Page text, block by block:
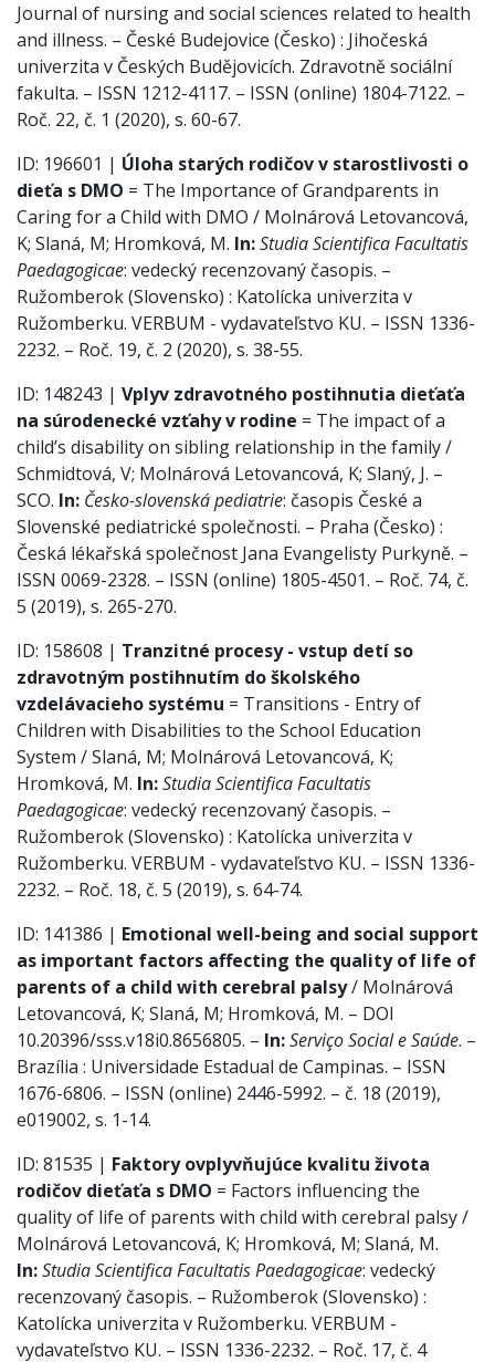
Journal of nursing and social sciences related to health
and illness. – České Budejovice (Česko) : Jihočeská
univerzita v Českých Budějovicích. Zdravotně sociální
fakulta. – ISSN 1212-4117. – ISSN (online) 1804-7122. –
Roč. 22, č. 1 (2020), s. 60-67.
ID: 196601 | Úloha starých rodičov v starostlivosti o
dieťa s DMO = The Importance of Grandparents in
Caring for a Child with DMO / Molnárová Letovancová,
K; Slaná, M; Hromková, M. In:Studia Scientifica Facultatis
Paedagogicae: vedecký recenzovaný časopis. –
Ružomberok (Slovensko) : Katolícka univerzita v
Ružomberku. VERBUM - vydavateľstvo KU. – ISSN 1336-
2232. – Roč. 19, č. 2 (2020), s. 38-55.
ID: 148243 | Vplyv zdravotného postihnutia dieťaťa
na súrodenecké vzťahy v rodine = The impact of a
child’s disability on sibling relationship in the family /
Schmidtová, V; Molnárová Letovancová, K; Slaný, J. –
SCO. In: Česko-slovenská pediatrie: časopis České a
Slovenské pediatrické společnosti. – Praha (Česko) :
Česká lékařská společnost Jana Evangelisty Purkyně. –
ISSN 0069-2328. – ISSN (online) 1805-4501. – Roč. 74, č.
5 (2019), s. 265-270.
ID: 158608 | Tranzitné procesy - vstup detí so
zdravotným postihnutím do školského
vzdelávacieho systému = Transitions - Entry of
Children with Disabilities to the School Education
System / Slaná, M; Molnárová Letovancová, K;
Hromková, M. In:Studia Scientifica Facultatis
Paedagogicae: vedecký recenzovaný časopis. –
Ružomberok (Slovensko) : Katolícka univerzita v
Ružomberku. VERBUM - vydavateľstvo KU. – ISSN 1336-
2232. – Roč. 18, č. 5 (2019), s. 64-74.
ID: 141386 | Emotional well-being and social support
as important factors affecting the quality of life of
parents of a child with cerebral palsy/ Molnárová
Letovancová, K; Slaná, M; Hromková, M. – DOI
10.20396/sss.v18i0.8656805. – In:Serviço Social e Saúde. –
Brazília : Universidade Estadual de Campinas. – ISSN
1676-6806. – ISSN (online) 2446-5992. – č. 18 (2019),
e019002, s. 1-14.
ID: 81535 | Faktory ovplyvňujúce kvalitu života
rodičov dieťaťa s DMO = Factors influencing the
quality of life of parents with child with cerebral palsy /
Molnárová Letovancová, K; Hromková, M; Slaná, M.
In:Studia Scientifica Facultatis Paedagogicae: vedecký
recenzovaný časopis. – Ružomberok (Slovensko) :
Katolícka univerzita v Ružomberku. VERBUM -
vydavateľstvo KU. – ISSN 1336-2232. – Roč. 17, č. 4